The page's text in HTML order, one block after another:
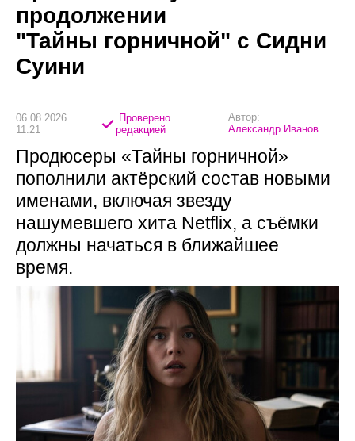
продолжении
"Тайны горничной" с Сидни
Суини
06.08.2026
11:21
Проверено
редакцией
Автор:
Александр Иванов
Продюсеры «Тайны горничной»
пополнили актёрский состав новыми
именами, включая звезду
нашумевшего хита Netflix, а съёмки
должны начаться в ближайшее
время.